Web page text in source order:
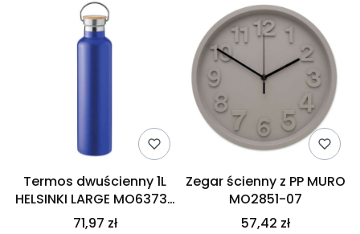
Termos dwuścienny 1L
HELSINKI LARGE MO6373-
04
71,97 zł
Zegar ścienny z PP MURO
MO2851-07
57,42 zł